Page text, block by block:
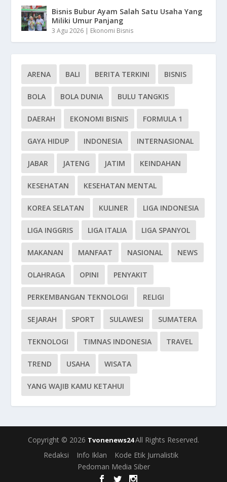
Bisnis Bubur Ayam Salah Satu Usaha Yang
Miliki Umur Panjang
3 Agu 2026 | Ekonomi Bisnis
ARENA BALI BERITA TERKINI BISNIS
BOLA BOLA DUNIA BULU TANGKIS
DAERAH EKONOMI BISNIS FORMULA 1
GAYA HIDUP INDONESIA INTERNASIONAL
JABAR JATENG JATIM KEINDAHAN
KESEHATAN KESEHATAN MENTAL
KOREA SELATAN KULINER LIGA INDONESIA
LIGA INGGRIS LIGA ITALIA LIGA SPANYOL
MAKANAN MANFAAT NASIONAL NEWS
OLAHRAGA OPINI PENYAKIT
PERKEMBANGAN TEKNOLOGI RELIGI
SEJARAH SPORT SULAWESI SUMATERA
TEKNOLOGI TIMNAS INDONESIA TRAVEL
TREND USAHA WISATA
YANG WAJIB KAMU KETAHUI
Copyright © 2026 Tvonenews24All Rights Reserved.
Redaksi
Info Iklan
Kode Etik Jurnalistik
Pedoman Media Siber